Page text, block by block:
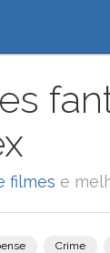
filmes e
Crime